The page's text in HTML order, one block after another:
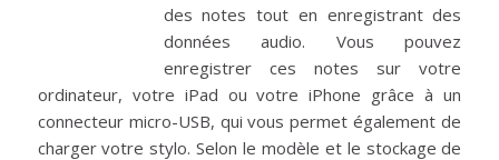
des notes tout en enregistrant des
données audio. Vous pouvez
enregistrer ces notes sur votre
ordinateur, votre iPad ou votre iPhone grâce à un
connecteur micro-USB, qui vous permet également de
charger votre stylo. Selon le modèle et le stockage de